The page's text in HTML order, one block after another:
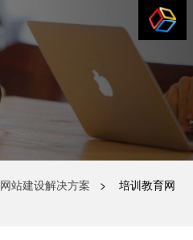
网站建设解决方案
> 培训教育网